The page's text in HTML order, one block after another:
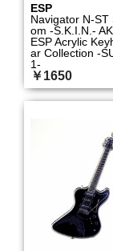
ESP
Navigator N-ST
om -S.K.I.N.-
ESP Acrylic
ar Collection -
1-
￥1650